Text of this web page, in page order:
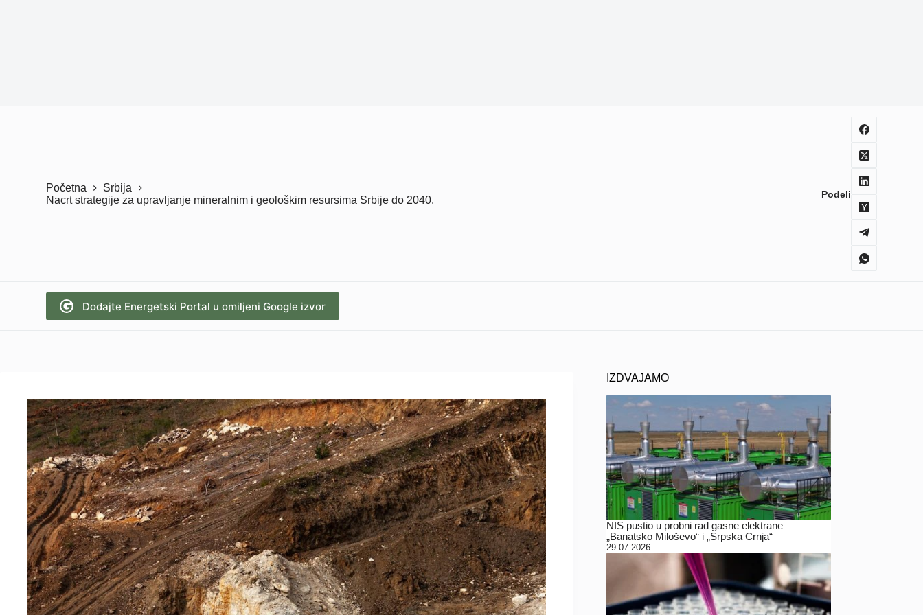
Početna
Srbija
Nacrt strategije za upravljanje mineralnim i geološkim resursima Srbije do 2040.
Podeli
Dodajte Energetski Portal u omiljeni Google izvor
IZDVAJAMO
NIS pustio u probni rad gasne elektrane
„Banatsko Miloševo“ i „Srpska Crnja“
29.07.2026